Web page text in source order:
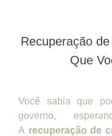
Recuperação
Que
Você sabia que
governo,
A recuperação de